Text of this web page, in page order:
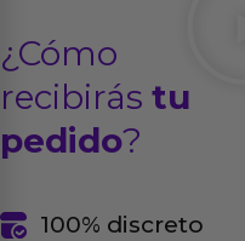
¿Cómo
recibirás tu
pedido?
100% discreto